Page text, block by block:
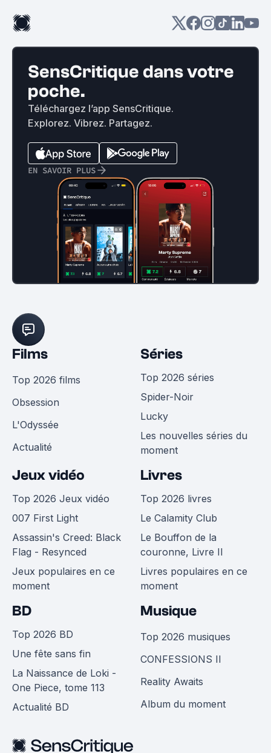
SensCritique dans votre
poche.
Téléchargez l’app SensCritique.
Explorez. Vibrez. Partagez.
EN SAVOIR PLUS
Films
Top 2026 films
Obsession
L'Odyssée
Actualité
Séries
Top 2026 séries
Spider-Noir
Lucky
Les nouvelles séries du
moment
Jeux vidéo
Top 2026 Jeux vidéo
007 First Light
Assassin's Creed: Black
Flag - Resynced
Jeux populaires en ce
moment
Livres
Top 2026 livres
Le Calamity Club
Le Bouffon de la
couronne, Livre II
Livres populaires en ce
moment
BD
Top 2026 BD
Une fête sans fin
La Naissance de Loki -
One Piece, tome 113
Actualité BD
Musique
Top 2026 musiques
CONFESSIONS II
Reality Awaits
Album du moment